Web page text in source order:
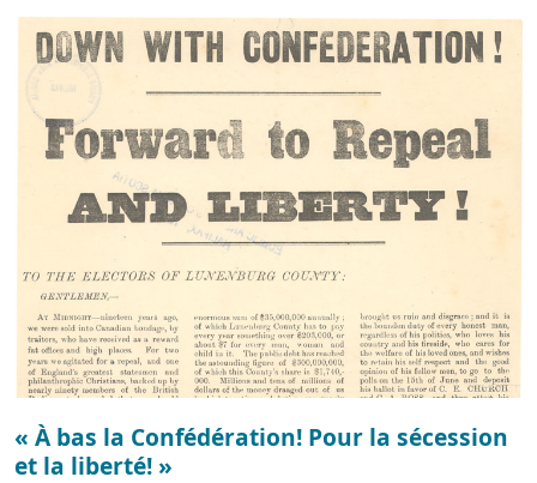
« À bas la Confédération! Pour la sécession
et la liberté! »